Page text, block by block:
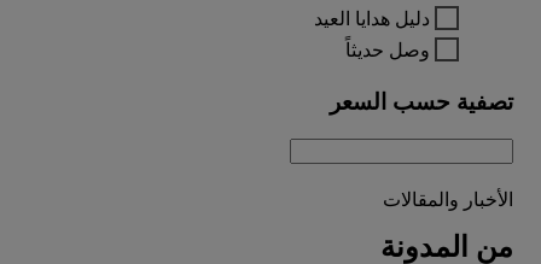
دليل هدايا العيد
وصل حديثاً
تصفية حسب السعر
الأخبار والمقالات
من المدونة